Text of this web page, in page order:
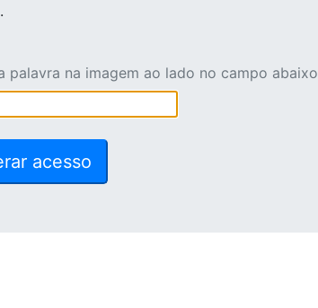
palavra na imagem ao lado no campo abaixo